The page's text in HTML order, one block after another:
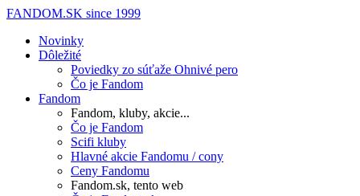
FANDOM.SK since 1999
Novinky
Dôležité
Poviedky zo súťaže Ohnivé pero
Čo je Fandom
Fandom
Fandom, kluby, akcie...
Čo je Fandom
Scifi kluby
Hlavné akcie Fandomu / cony
Ceny Fandomu
Fandom.sk, tento web